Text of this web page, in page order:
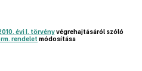
évi I. törvényvégrehajtásáról szóló
rendelet módosítása